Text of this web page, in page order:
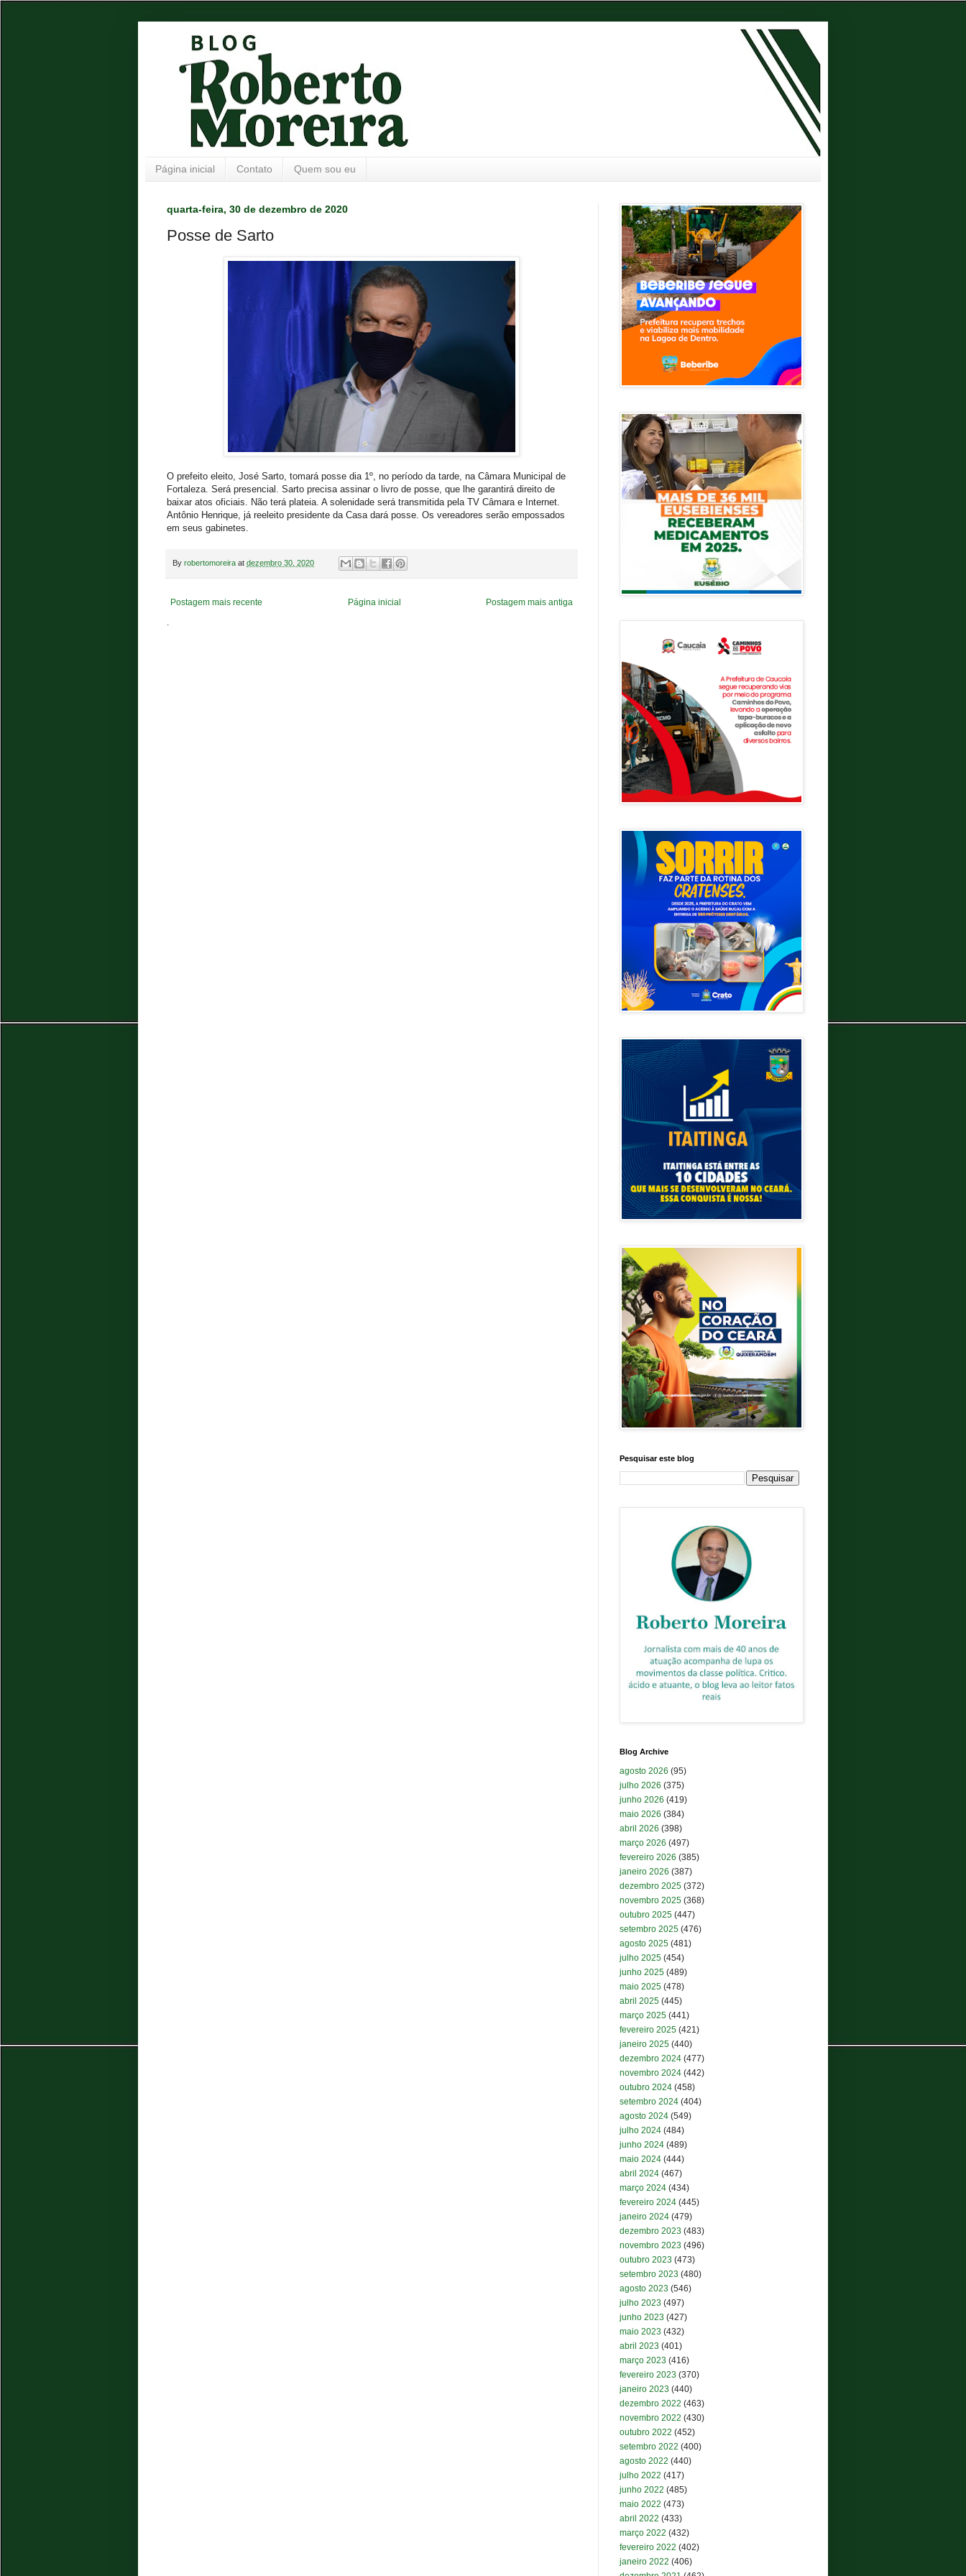
Página inicial Contato Quem sou eu
quarta-feira, 30 de dezembro de 2020
Posse de Sarto
O prefeito eleito, José Sarto, tomará posse dia 1º, no período da tarde, na Câmara Municipal de
Fortaleza. Será presencial. Sarto precisa assinar o livro de posse, que lhe garantirá direito de
baixar atos oficiais. Não terá plateia. A solenidade será transmitida pela TV Câmara e Internet.
Antônio Henrique, já reeleito presidente da Casa dará posse. Os vereadores serão empossados
em seus gabinetes.
By robertomoreira at dezembro 30, 2020
Postagem mais recente Postagem mais antiga
Página inicial
.
Pesquisar este blog
Blog Archive
agosto 2026 (95)
julho 2026 (375)
junho 2026 (419)
maio 2026 (384)
abril 2026 (398)
março 2026 (497)
fevereiro 2026 (385)
janeiro 2026 (387)
dezembro 2025 (372)
novembro 2025 (368)
outubro 2025 (447)
setembro 2025 (476)
agosto 2025 (481)
julho 2025 (454)
junho 2025 (489)
maio 2025 (478)
abril 2025 (445)
março 2025 (441)
fevereiro 2025 (421)
janeiro 2025 (440)
dezembro 2024 (477)
novembro 2024 (442)
outubro 2024 (458)
setembro 2024 (404)
agosto 2024 (549)
julho 2024 (484)
junho 2024 (489)
maio 2024 (444)
abril 2024 (467)
março 2024 (434)
fevereiro 2024 (445)
janeiro 2024 (479)
dezembro 2023 (483)
novembro 2023 (496)
outubro 2023 (473)
setembro 2023 (480)
agosto 2023 (546)
julho 2023 (497)
junho 2023 (427)
maio 2023 (432)
abril 2023 (401)
março 2023 (416)
fevereiro 2023 (370)
janeiro 2023 (440)
dezembro 2022 (463)
novembro 2022 (430)
outubro 2022 (452)
setembro 2022 (400)
agosto 2022 (440)
julho 2022 (417)
junho 2022 (485)
maio 2022 (473)
abril 2022 (433)
março 2022 (432)
fevereiro 2022 (402)
janeiro 2022 (406)